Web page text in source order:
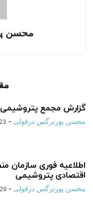
محسن
گزارش مجمع پتروشیمی
محسن پورنرگس دزفولی - 23 تیر 1405
اطلاعیه فوری سازمان
اقتصادی پتروشیمی
محسن پورنرگس دزفولی - 29 خرداد 1405